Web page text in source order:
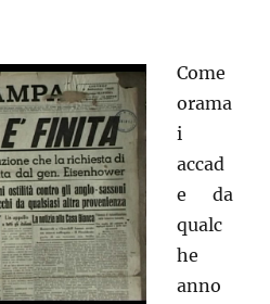
Come
orama
i
accad
e da
qualc
he
anno